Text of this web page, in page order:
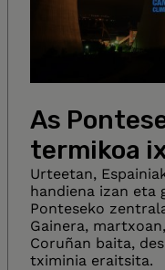
As
termikoa
Urteetan,
handiena izan eta
Ponteseko
Gainera,
Coruñan baita,
tximinia eraitsita.